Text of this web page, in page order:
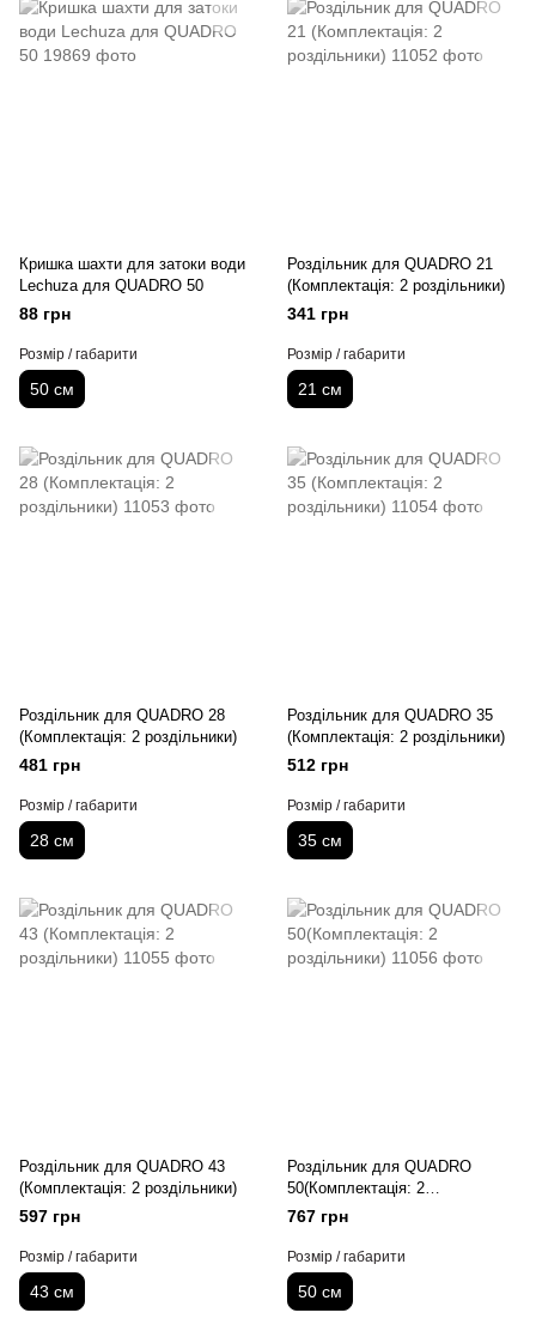
Кришка шахти для затоки води
Lechuza для QUADRO 50
88 грн
Розмір / габарити
50 см
Роздільник для QUADRO 21
(Комплектація: 2 роздільники)
341 грн
Розмір / габарити
21 см
Роздільник для QUADRO 28
(Комплектація: 2 роздільники)
481 грн
Розмір / габарити
28 см
Роздільник для QUADRO 35
(Комплектація: 2 роздільники)
512 грн
Розмір / габарити
35 см
Роздільник для QUADRO 43
(Комплектація: 2 роздільники)
597 грн
Розмір / габарити
43 см
Роздільник для QUADRO
50(Комплектація: 2
роздільники)
767 грн
Розмір / габарити
50 см